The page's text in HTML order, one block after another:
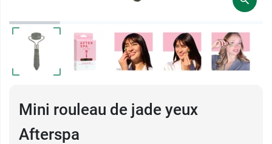
Mini rouleau de jade yeux
Afterspa